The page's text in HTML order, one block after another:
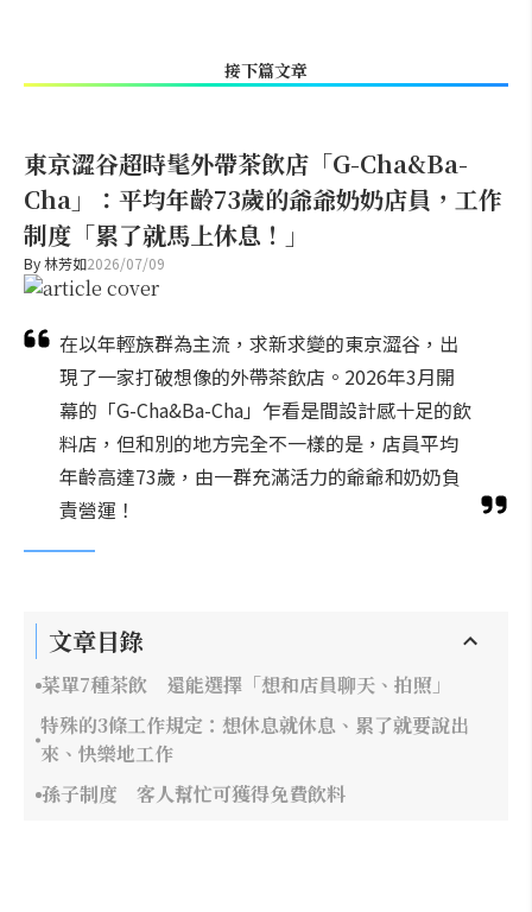
接下篇文章
東京澀谷超時髦外帶茶飲店「G-Cha&Ba-
Cha」：平均年齡73歲的爺爺奶奶店員，工作
制度「累了就馬上休息！」
By林芳如2026/07/09
在以年輕族群為主流，求新求變的東京澀谷，出
現了一家打破想像的外帶茶飲店。2026年3月開
幕的「G-Cha&Ba-Cha」乍看是間設計感十足的飲
料店，但和別的地方完全不一樣的是，店員平均
年齡高達73歲，由一群充滿活力的爺爺和奶奶負
責營運！
文章目錄
菜單7種茶飲 還能選擇「想和店員聊天、拍照」
特殊的3條工作規定：想休息就休息、累了就要說出
來、快樂地工作
孫子制度 客人幫忙可獲得免費飲料